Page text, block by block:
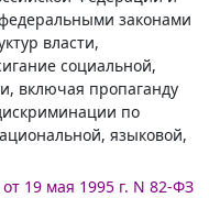
законами
власти,
социальной,
включая пропаганду
по
языковой,
от 19 мая 1995 г. N 82-ФЗ